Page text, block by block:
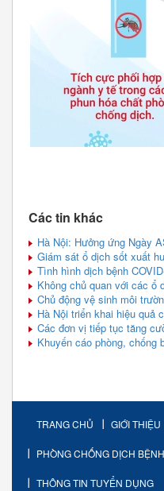
Các tin khác
Hà Nội: Hưởng ứng Ngày
Giám sát ổ dịch sốt xuất
Tình hình dịch bệnh
Không chủ quan với các ổ
Chủ động vệ sinh môi
Hà Nội triển khai hiệu quả
Các đơn vị tiếp tục tăng
Khuyến cáo phòng, chống
TRANG CHỦ GIỚI THIỆU
PHÒNG CHỐNG DỊCH BỆNH
THÔNG TIN TUYỂN DỤNG